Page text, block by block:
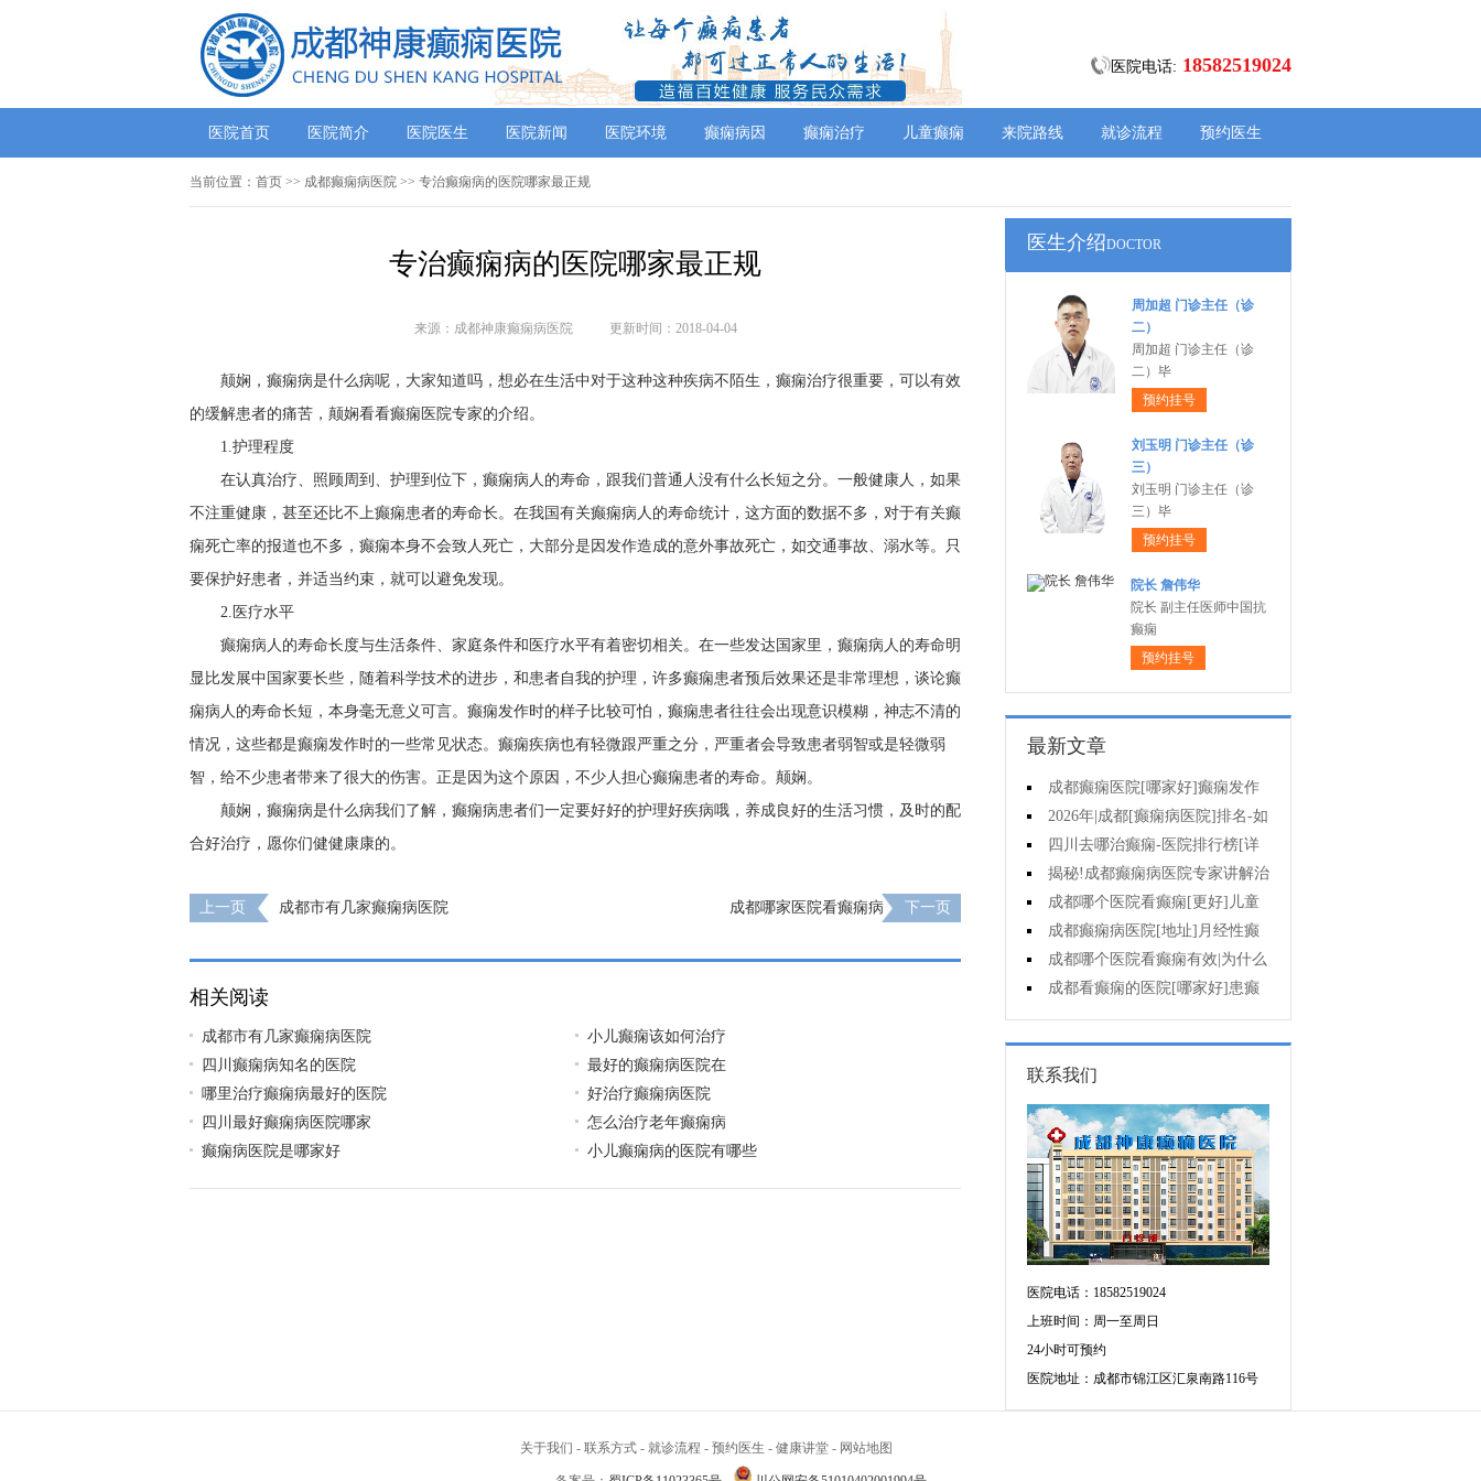
医院电话: 18582519024
医院首页 医院简介 医院医生 医院新闻 医院环境 癫痫病因 癫痫治疗 儿童癫痫 来院路线 就诊流程 预约医生
当前位置： 首页 >> 成都癫痫病医院 >> 专治癫痫病的医院哪家最正规
专治癫痫病的医院哪家最正规
来源：成都神康癫痫病医院 更新时间：2018-04-04
颠娴，癫痫病是什么病呢，大家知道吗，想必在生活中对于这种这种疾病不陌生，癫痫治疗很重要，可以有效
的缓解患者的痛苦，颠娴看看癫痫医院专家的介绍。
1.护理程度
在认真治疗、照顾周到、护理到位下，癫痫病人的寿命，跟我们普通人没有什么长短之分。一般健康人，如果
不注重健康，甚至还比不上癫痫患者的寿命长。在我国有关癫痫病人的寿命统计，这方面的数据不多，对于有关癫
痫死亡率的报道也不多，癫痫本身不会致人死亡，大部分是因发作造成的意外事故死亡，如交通事故、溺水等。只
要保护好患者，并适当约束，就可以避免发现。
2.医疗水平
癫痫病人的寿命长度与生活条件、家庭条件和医疗水平有着密切相关。在一些发达国家里，癫痫病人的寿命明
显比发展中国家要长些，随着科学技术的进步，和患者自我的护理，许多癫痫患者预后效果还是非常理想，谈论癫
痫病人的寿命长短，本身毫无意义可言。癫痫发作时的样子比较可怕，癫痫患者往往会出现意识模糊，神志不清的
情况，这些都是癫痫发作时的一些常见状态。癫痫疾病也有轻微跟严重之分，严重者会导致患者弱智或是轻微弱
智，给不少患者带来了很大的伤害。正是因为这个原因，不少人担心癫痫患者的寿命。颠娴。
颠娴，癫痫病是什么病我们了解，癫痫病患者们一定要好好的护理好疾病哦，养成良好的生活习惯，及时的配
合好治疗，愿你们健健康康的。
上一页 成都市有几家癫痫病医院 成都哪家医院看癫痫病 下一页
相关阅读
成都市有几家癫痫病医院
小儿癫痫该如何治疗
四川癫痫病知名的医院
最好的癫痫病医院在
哪里治疗癫痫病最好的医院
好治疗癫痫病医院
四川最好癫痫病医院哪家
怎么治疗老年癫痫病
癫痫病医院是哪家好
小儿癫痫病的医院有哪些
医生介绍DOCTOR
周加超 门诊主任（诊
二）
周加超 门诊主任（诊
二）毕
预约挂号
刘玉明 门诊主任（诊
三）
刘玉明 门诊主任（诊
三）毕
预约挂号
院长 詹伟华
院长 副主任医师中国抗
癫痫
预约挂号
最新文章
成都癫痫医院[哪家好]癫痫发作
怎么急救?
2026年|成都[癫痫病医院]排名-如
何防止癫痫反复发作?
四川去哪治癫痫-医院排行榜[详
细排名]癫痫病人如何正确护理?
揭秘!成都癫痫病医院专家讲解治
疗癫痫效果好的方法?
成都哪个医院看癫痫[更好]儿童
癫痫病的病因?
成都癫痫病医院[地址]月经性癫
痫怎么治?
成都哪个医院看癫痫有效|为什么
会导致癫痫病出现?
成都看癫痫的医院[哪家好]患癫
痫会死亡吗?
联系我们
医院电话：18582519024
上班时间：周一至周日
24小时可预约
医院地址：成都市锦江区汇泉南路116号
关于我们 - 联系方式 - 就诊流程 - 预约医生 - 健康讲堂 - 网站地图